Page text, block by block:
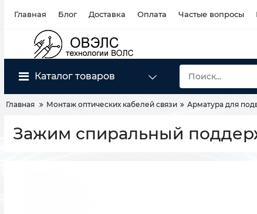
Главная Блог Доставка Оплата Частые вопросы
Каталог товаров
Главная Монтаж оптических кабелей связи Арматура для
Зажим спиральный